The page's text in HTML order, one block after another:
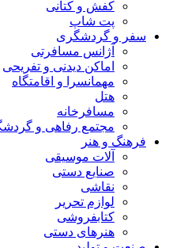
کفش و کتانی
پت شاپ
سفر و گردشگری
آژانس مسافرتی
اماکن دیدنی و تفریحی
مهمانسرا و اقامتگاه
هتل
مسافرخانه
مجتمع رفاهی و
فرهنگ و هنر
آلات موسیقی
صنایع دستی
نقاشی
لوازم تحریر
کتابفروشی
هنرهای دستی